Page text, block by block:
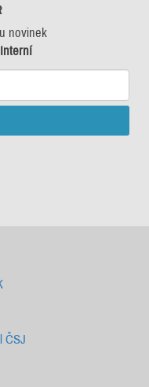
novinek
Interní
ČSJ